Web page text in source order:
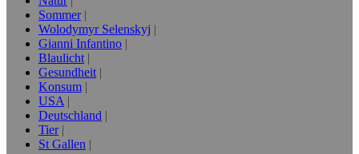
Sommer
Wolodymyr Selenskyj
Gianni Infantino
Blaulicht
Gesundheit
Konsum
USA
Deutschland
Tier
St Gallen